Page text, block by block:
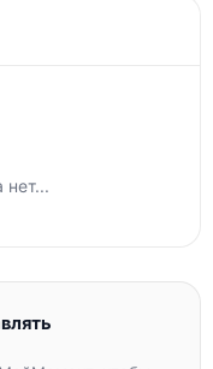
нет...